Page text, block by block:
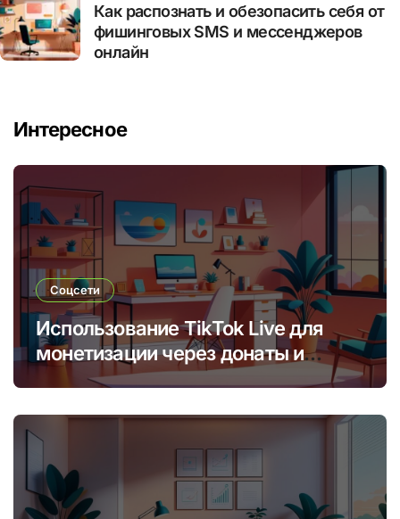
Как распознать и обезопасить себя от
фишинговых SMS и мессенджеров
онлайн
Интересное
Соцсети
Использование TikTok Live для
монетизации через донаты и
платные подписки